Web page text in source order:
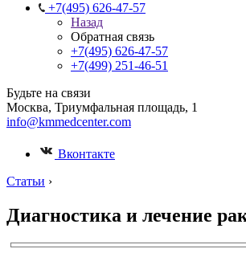
+7(495) 626-47-57
Назад
Обратная связь
+7(495) 626-47-57
+7(499) 251-46-51
Будьте на связи
Москва, Триумфальная площадь, 1
info@kmmedcenter.com
Вконтакте
Статьи ›
Диагностика и лечение